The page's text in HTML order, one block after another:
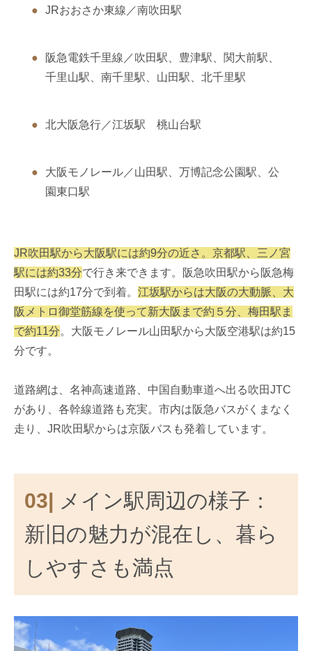
JRおおさか東線／南吹田駅
阪急電鉄千里線／吹田駅、豊津駅、関大前駅、
千里山駅、南千里駅、山田駅、北千里駅
北大阪急行／江坂駅 桃山台駅
大阪モノレール／山田駅、万博記念公園駅、公
園東口駅
JR吹田駅から大阪駅には約9分の近さ。京都駅、三ノ宮
駅には約33分で行き来できます。阪急吹田駅から阪急梅
田駅には約17分で到着。 江坂駅からは大阪の大動脈、大
阪メトロ御堂筋線を使って新大阪まで約５分、梅田駅ま
で約11分。大阪モノレール山田駅から大阪空港駅は約15
分です。
道路網は、名神高速道路、中国自動車道へ出る吹田JTC
があり、各幹線道路も充実。市内は阪急バスがくまなく
走り、JR吹田駅からは京阪バスも発着しています。
03|
メイン駅周辺の様子：
新旧の魅力が混在し、暮ら
しやすさも満点